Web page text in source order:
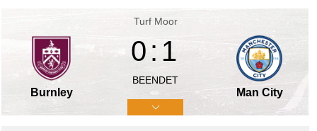
Turf Moor
Burnley
0:1
BEENDET
Man City